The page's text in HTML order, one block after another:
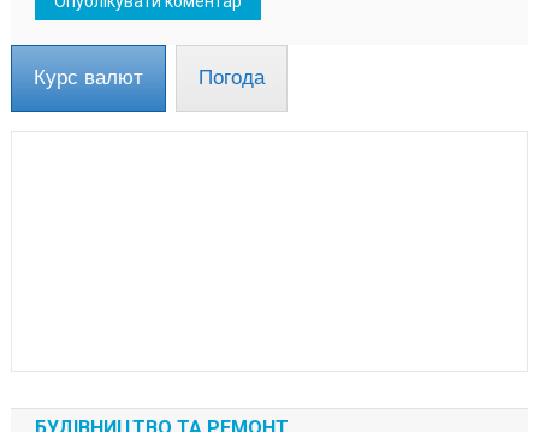
Курс валют Погода
БУДІВНИЦТВО ТА РЕМОНТ